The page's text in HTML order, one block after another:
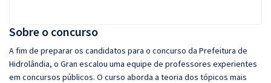
Sobre o concurso
A fim de preparar os candidatos para o concurso da Prefeitura de
Hidrolândia, o Gran escalou uma equipe de professores experientes
em concursos públicos. O curso aborda a teoria dos tópicos mais